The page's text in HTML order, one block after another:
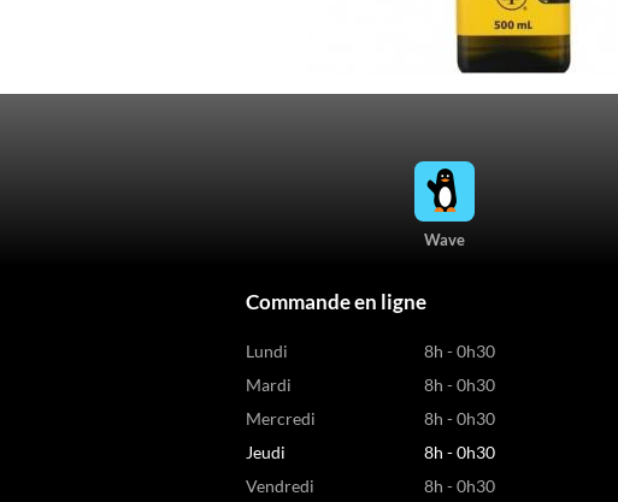
Wave
Commande en ligne
Lundi
8h - 0h30
Mardi
8h - 0h30
Mercredi
8h - 0h30
Jeudi
8h - 0h30
Vendredi
8h - 0h30